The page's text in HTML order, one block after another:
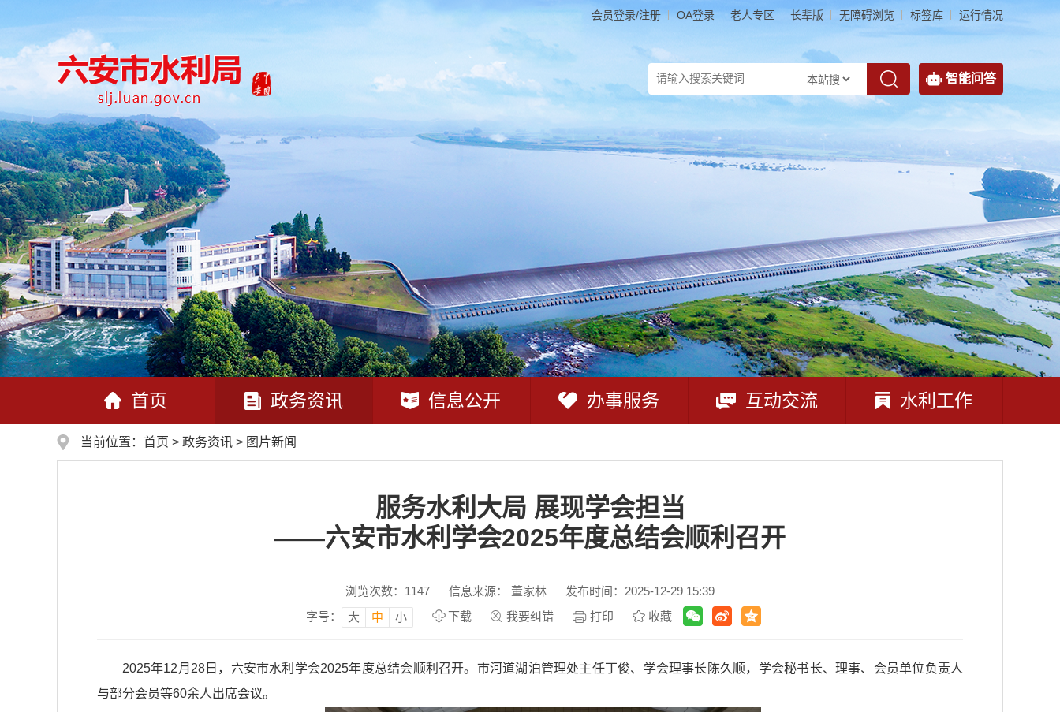
会员登录/注册 OA登录 老人专区 长辈版 无障碍浏览 标签库 运行情况
智能问答
首页 政务资讯 信息公开 办事服务 互动交流 水利工作
当前位置： 首页 > 政务资讯 > 图片新闻
服务水利大局 展现学会担当
——六安市水利学会2025年度总结会顺利召开
浏览次数： 1147 信息来源： 董家林
发布时间：2025-12-29 15:39
字号：
大 中 小 下载 我要纠错 打印 收藏
2025年12月28日，六安市水利学会2025年度总结会顺利召开。市河道湖泊管理处主任丁俊、学会理事长陈久顺，学会秘书长、理事、会员单位负责人
与部分会员等60余人出席会议。